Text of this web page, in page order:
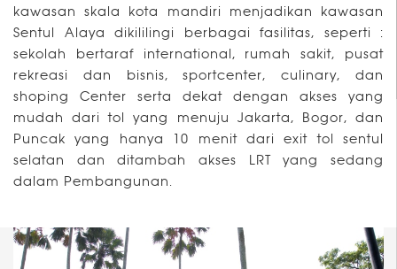
kawasan skala kota mandiri menjadikan kawasan
Sentul Alaya dikililingi berbagai fasilitas, seperti :
sekolah bertaraf international, rumah sakit, pusat
rekreasi dan bisnis, sportcenter, culinary, dan
shoping Center serta dekat dengan akses yang
mudah dari tol yang menuju Jakarta, Bogor, dan
Puncak yang hanya 10 menit dari exit tol sentul
selatan dan ditambah akses LRT yang sedang
dalam Pembangunan.